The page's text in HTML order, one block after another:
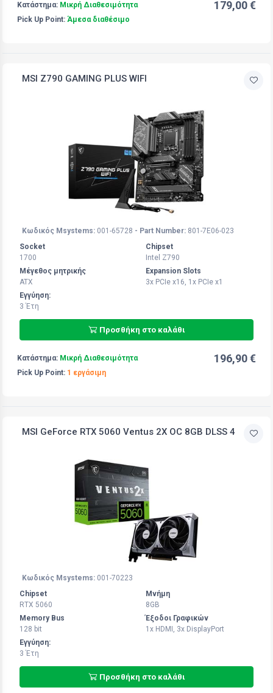
Κατάστημα: Μικρή Διαθεσιμότητα
Pick Up Point: Άμεσα διαθέσιμο
179,00 €
MSI Z790 GAMING PLUS WIFI
Κωδικός Msystems: 001-65728 - Part Number: 801-7E06-023
Socket
1700
Chipset
Intel Z790
Μέγεθος μητρικής
ATX
Expansion Slots
3x PCIe x16, 1x PCIe x1
Εγγύηση:
3 Έτη
Προσθήκη στο καλάθι
Κατάστημα: Μικρή Διαθεσιμότητα
Pick Up Point: 1 εργάσιμη
196,90 €
MSI GeForce RTX 5060 Ventus 2X OC 8GB DLSS 4
Κωδικός Msystems: 001-70223
Chipset
RTX 5060
Μνήμη
8GB
Memory Bus
128 bit
Έξοδοι Γραφικών
1x HDMI, 3x DisplayPort
Εγγύηση:
3 Έτη
Προσθήκη στο καλάθι